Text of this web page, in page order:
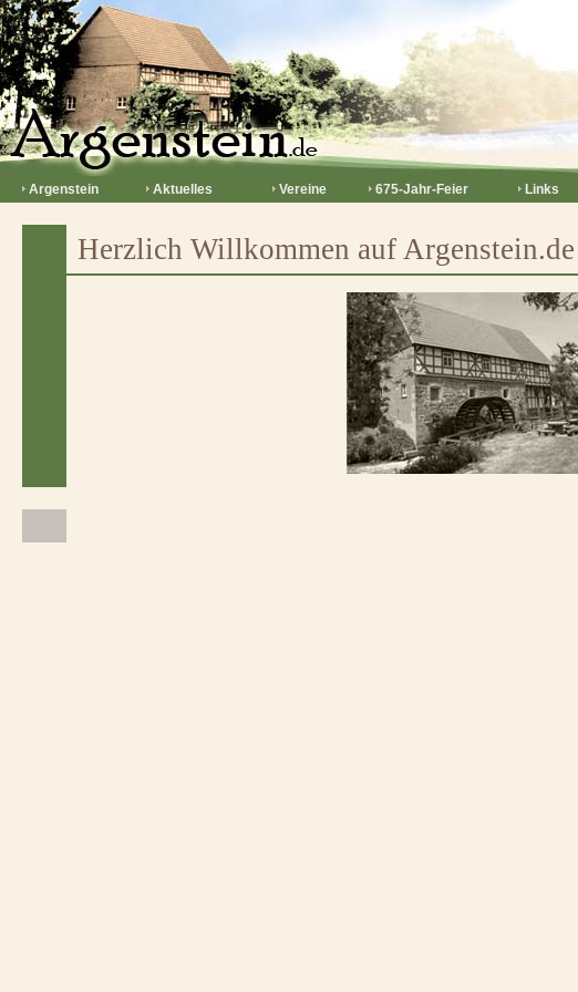
Argenstein Aktuelles Vereine 675-Jahr-Feier Links
Herzlich Willkommen auf Argenstein.de